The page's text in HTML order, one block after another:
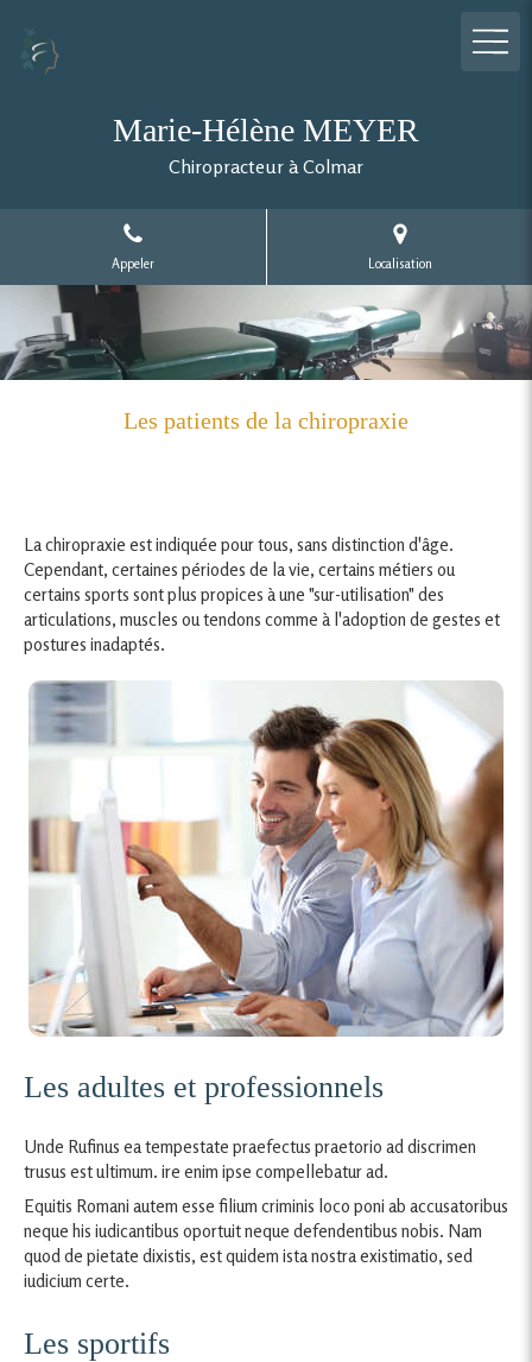
Marie-Hélène MEYER
Chiropracteur à Colmar
Appeler Localisation
Les patients de la chiropraxie
La chiropraxie est indiquée pour tous, sans distinction d'âge.
Cependant, certaines périodes de la vie, certains métiers ou
certains sports sont plus propices à une "sur-utilisation" des
articulations, muscles ou tendons comme à l'adoption de gestes et
postures inadaptés.
Les adultes et professionnels
Unde Rufinus ea tempestate praefectus praetorio ad discrimen
trusus est ultimum. ire enim ipse compellebatur ad.
Equitis Romani autem esse filium criminis loco poni ab accusatoribus
neque his iudicantibus oportuit neque defendentibus nobis. Nam
quod de pietate dixistis, est quidem ista nostra existimatio, sed
iudicium certe.
Les sportifs